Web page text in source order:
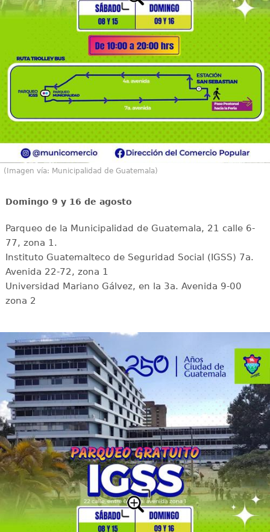
(Imagen vía: Municipalidad de Guatemala)
Domingo 9 y 16 de agosto
Parqueo de la Municipalidad de Guatemala, 21 calle 6-
77, zona 1.
Instituto Guatemalteco de Seguridad Social (IGSS) 7a.
Avenida 22-72, zona 1
Universidad Mariano Gálvez, en la 3a. Avenida 9-00
zona 2